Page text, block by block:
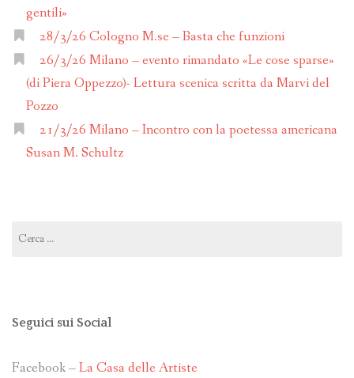
gentili»
28/3/26 Cologno M.se – Basta che funzioni
26/3/26 Milano – evento rimandato «Le cose sparse»
(di Piera Oppezzo)- Lettura scenica scritta da Marvi del
Pozzo
21/3/26 Milano – Incontro con la poetessa americana
Susan M. Schultz
per:
Seguici sui Social
Facebook –La Casa delle Artiste